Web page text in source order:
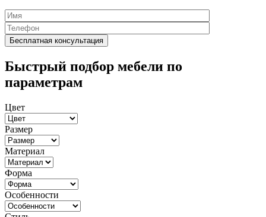
Быстрый подбор мебели по
параметрам
Цвет
Размер
Материал
Форма
Особенности